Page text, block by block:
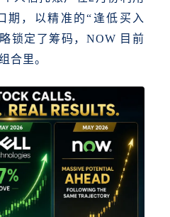
期，以精准的“逢低买入
锁定了筹码，NOW 目前
合里。